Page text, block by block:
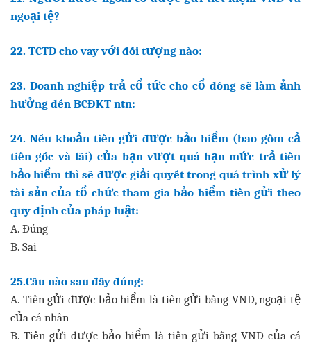
ngoại tệ?
22. TCTD cho vay với đối tượng nào:
23. Doanh nghiệp trả cổ tức cho cổ đông sẽ làm ảnh
hưởng đến BCĐKT ntn:
24. Nếu khoản tiền gửi được bảo hiểm (bao gồm cả
tiền gốc và lãi) của bạn vượt quá hạn mức trả tiền
bảo hiểm thì sẽ được giải quyết trong quá trình xử lý
tài sản của tổ chức tham gia bảo hiểm tiền gửi theo
quy định của pháp luật:
A. Đúng
B. Sai
25.Câu nào sau đây đúng:
A. Tiền gửi được bảo hiểm là tiền gửi bằng VND, ngoại tệ
của cá nhân
B. Tiền gửi được bảo hiểm là tiền gửi bằng VND của cá